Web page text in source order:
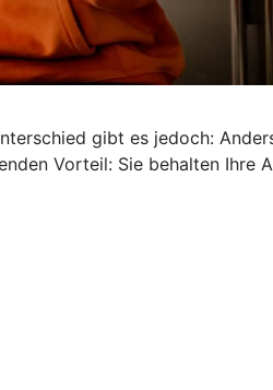
gibt es jedoch:
Vorteil: Sie behalten Ihre